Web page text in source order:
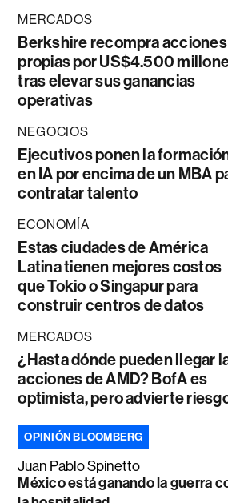
MERCADOS
Berkshire recompra acciones
propias por US$4.500
tras elevar sus ganancias
operativas
NEGOCIOS
Ejecutivos ponen la
en IA por encima de un MBA
contratar talento
ECONOMÍA
Estas ciudades de América
Latina tienen mejores costos
que Tokio o Singapur para
construir centros de datos
MERCADOS
¿Hasta dónde pueden llegar
acciones de AMD? BofA es
optimista, pero advierte
OPINIÓN BLOOMBERG
Juan Pablo Spinetto
México está ganando la guerra